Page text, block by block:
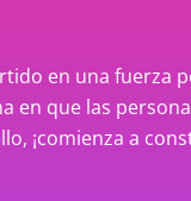
en una fuerza
en que las
¡comienza a